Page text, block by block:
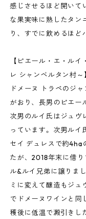
感じさせるほど開いて
な果実味に熟したタン
り、すでに飲めるほど
【ピエール・エ・ル
レ シャンベルタン村～
ドメーヌ トラペのジ
がおり、長男のピエー
次男のルイ氏はジュヴ
っています。次男ルイ
セイ デュレスで約4ha
たが、2018年末に借
ル&ルイ兄弟に譲りま
ミに変えて醸造もジ
でドメーヌワインと同
穫後に低温で澱引きし